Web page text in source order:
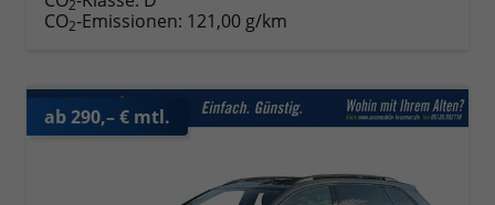
2
CO2-Emissionen: 121,00 g/km
ab 290,– € mtl.